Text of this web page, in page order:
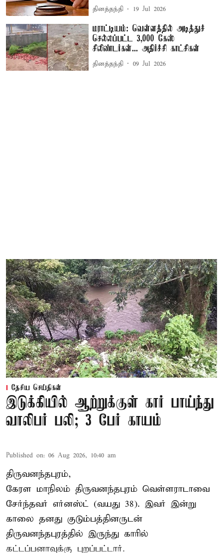
தினத்தந்தி 19 Jul 2026
மராட்டியம்: வெள்ளத்தில் அடித்துச்
செல்லப்பட்ட 3,000 கேஸ்
சிலிண்டர்கள்... அதிர்ச்சி காட்சிகள்
தினத்தந்தி 09 Jul 2026
தேசிய செய்திகள்
இடுக்கியில் ஆற்றுக்குள் கார் பாய்ந்து
வாலிபர் பலி; 3 பேர் காயம்
Published on: 06 Aug 2026, 10:40 am
திருவனந்தபுரம்,
கேரள மாநிலம் திருவனந்தபுரம் வெள்ளராடாவை
சேர்ந்தவர் எர்னஸ்ட் (வயது 38). இவர் இன்று
காலை தனது குடும்பத்தினருடன்
திருவனந்தபுரத்தில் இருந்து காரில்
கட்டப்பனாவுக்கு புறப்பட்டார்.